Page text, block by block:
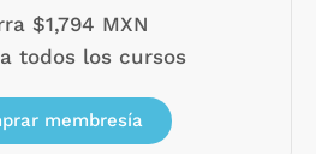
$1,794 MXN
todos los cursos
membresía